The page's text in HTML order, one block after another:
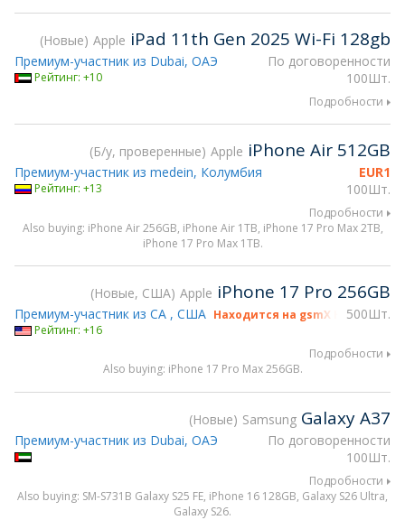
Новые Apple iPad 11th Gen 2025 Wi-Fi 128gb
По договоренности
100Шт.
Премиум-участник из Dubai, ОАЭ
Рейтинг: +10
Подробности
Б/у, проверенные Apple iPhone Air 512GB
EUR1
100Шт.
Премиум-участник из medein, Колумбия
Рейтинг: +13
Подробности
Also buying: iPhone Air 256GB, iPhone Air 1TB, iPhone 17 Pro Max 2TB,
iPhone 17 Pro Max 1TB.
Новые, США Apple iPhone 17 Pro 256GB
500Шт.
Премиум-участник из CA , США Находится на gsmX Hong Kong
Рейтинг: +16
Подробности
Also buying: iPhone 17 Pro Max 256GB.
Новые Samsung Galaxy A37
По договоренности
100Шт.
Премиум-участник из Dubai, ОАЭ
Подробности
Also buying: SM-S731B Galaxy S25 FE, iPhone 16 128GB, Galaxy S26 Ultra,
Galaxy S26.